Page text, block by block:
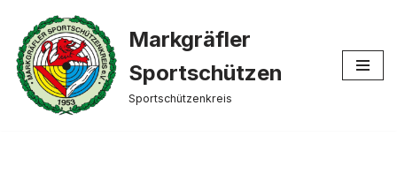
Zum
Inhalt
springen
Markgräfler
Sportschützen
Sportschützenkreis